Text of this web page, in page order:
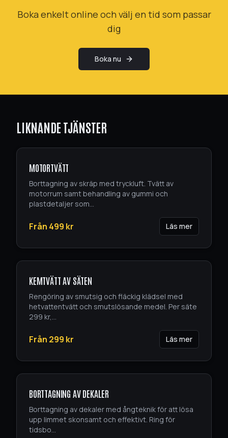
Boka enkelt online och välj en tid som passar
dig
Boka nu
LIKNANDE TJÄNSTER
MOTORTVÄTT
Borttagning av skräp med tryckluft. Tvätt av
motorrum samt behandling av gummi och
plastdetaljer som...
Från 499 kr Läs mer
KEMTVÄTT AV SÄTEN
Rengöring av smutsig och fläckig klädsel med
hetvattentvätt och smutslösande medel. Per säte
299 kr,...
Från 299 kr Läs mer
BORTTAGNING AV DEKALER
Borttagning av dekaler med ångteknik för att lösa
upp limmet skonsamt och effektivt. Ring för
tidsbo...